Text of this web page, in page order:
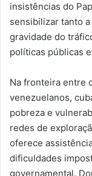
insistências do
sensibilizar tanto
gravidade do
políticas públicas
Na fronteira entre
venezuelanos,
pobreza e
redes de
oferece
dificuldades
governamental.